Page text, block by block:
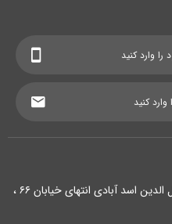
تهران، یوسف آباد، خیابان سید جمال الدین اسد آبادی انتهای خیابان ۶۶ ،